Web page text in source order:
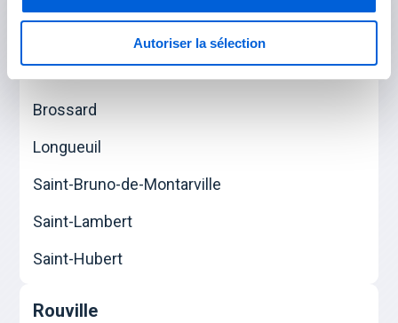
Autoriser la sélection
Longueuil
Brossard
Longueuil
Saint-Bruno-de-Montarville
Saint-Lambert
Saint-Hubert
Rouville